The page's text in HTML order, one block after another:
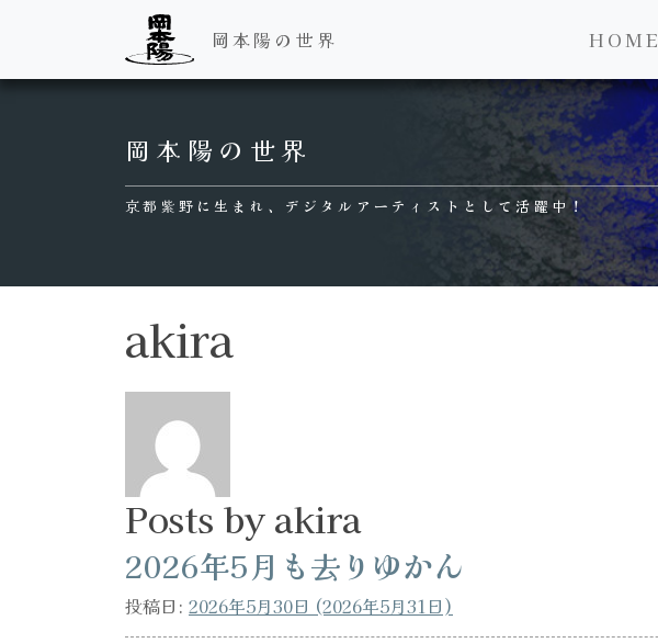
Main Navigation
岡本陽の世界 HOME
岡本陽の世界
京都紫野に生まれ、デジタルアーティストとして活躍中！
akira
Posts by akira
2026年5月も去りゆかん
投稿日: 2026年5月30日 (2026年5月31日)